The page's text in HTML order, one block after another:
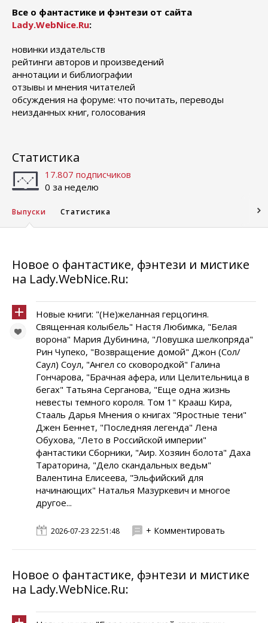
Все о фантастике и фэнтези от сайта
Lady.WebNice.Ru:
новинки издательств
рейтинги авторов и произведений
аннотации и библиографии
отзывы и мнения читателей
обсуждения на форуме: что почитать, переводы
неизданных книг, голосования
Статистика
17.807 подписчиков
0 за неделю
Выпуски Статистика
Новое о фантастике, фэнтези и мистике
на Lady.WebNice.Ru:
Новые книги: "(Не)желанная герцогиня.
Священная колыбель" Настя Любимка, "Белая
ворона" Мария Дубинина, "Ловушка шелкопряда"
Рин Чупеко, "Возвращение домой" Джон (Сол/
Саул) Соул, "Ангел со сковородкой" Галина
Гончарова, "Брачная афера, или Целительница в
бегах" Татьяна Серганова, "Еще одна жизнь
невесты темного короля. Том 1" Крааш Кира,
Стааль Дарья Мнения о книгах "Яростные тени"
Джен Беннет, "Последняя легенда" Лена
Обухова, "Лето в Российской империи"
фантастики Сборники, "Аир. Хозяин болота" Даха
Тараторина, "Дело скандальных ведьм"
Валентина Елисеева, "Эльфийский для
начинающих" Наталья Мазуркевич и многое
другое...
2026-07-23 22:51:48 + Комментировать
Новое о фантастике, фэнтези и мистике
на Lady.WebNice.Ru: